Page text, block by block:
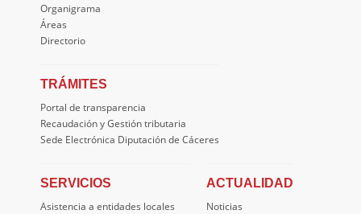
Organigrama
Áreas
Directorio
TRÁMITES
Portal de transparencia
Recaudación y Gestión tributaria
Sede Electrónica Diputación de Cáceres
SERVICIOS
Asistencia a entidades locales
ACTUALIDAD
Noticias